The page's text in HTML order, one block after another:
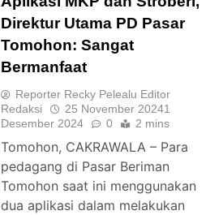
Direktur Utama PD Pasar
Tomohon: Sangat
Bermanfaat
Reporter Recky Pelealu Editor
Redaksi
25 November 20241
Desember 2024
0 2 mins
Tomohon, CAKRAWALA – Para
pedagang di Pasar Beriman
Tomohon saat ini menggunakan
dua aplikasi dalam melakukan